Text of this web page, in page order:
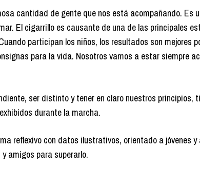
cantidad de gente que nos está acompañando. Es
El cigarrillo es causante de una de las principales
participan los niños, los resultados son mejores
para la vida. Nosotros vamos a estar siempre
ser distinto y tener en claro nuestros principios,
durante la marcha.
reflexivo con datos ilustrativos, orientado a jóvenes
amigos para superarlo.